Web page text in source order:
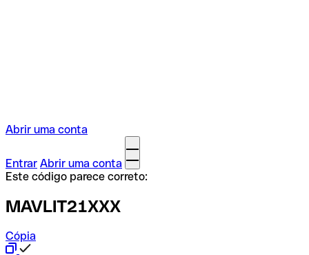
Abrir uma conta
Entrar Abrir uma conta
Este código parece correto:
MAVLIT21XXX
Cópia